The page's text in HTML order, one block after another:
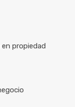
propiedad